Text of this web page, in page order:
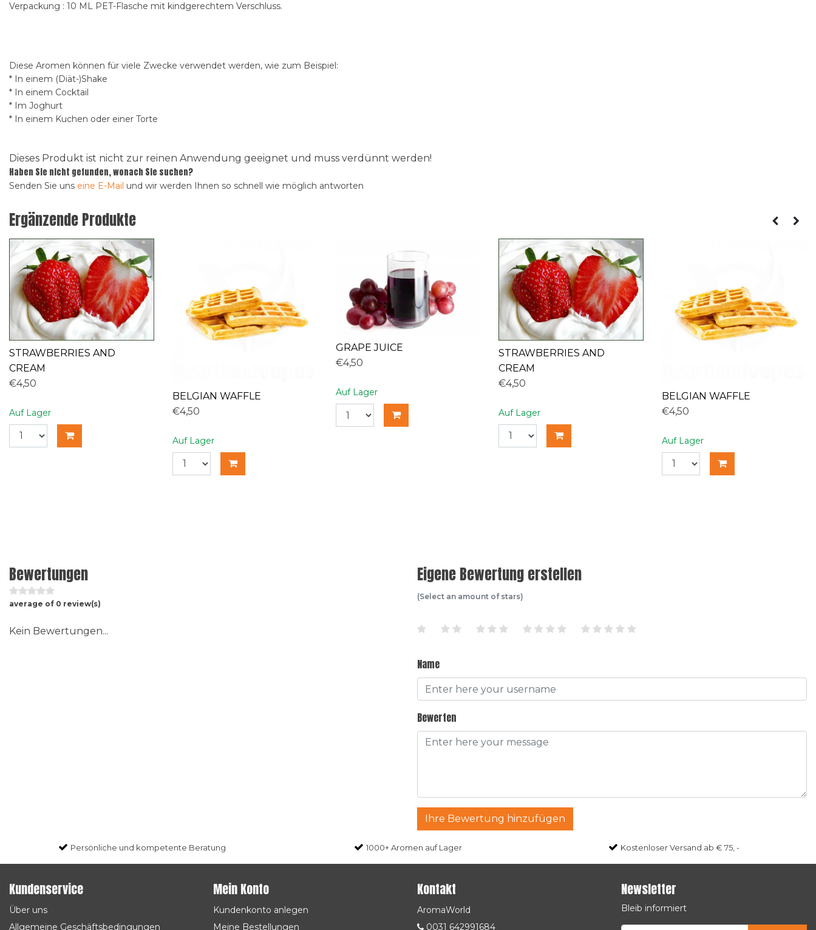
Verpackung : 10 ML PET-Flasche mit kindgerechtem Verschluss.
Diese Aromen können für viele Zwecke verwendet werden, wie zum Beispiel:
* In einem (Diät-)Shake
* In einem Cocktail
* Im Joghurt
* In einem Kuchen oder einer Torte
Dieses Produkt ist nicht zur reinen Anwendung geeignet und muss verdünnt werden!
Haben Sie nicht gefunden, wonach Sie suchen?
Senden Sie uns eine E-Mail und wir werden Ihnen so schnell wie möglich antworten
Ergänzende Produkte
STRAWBERRIES AND
CREAM
€4,50
Auf Lager
BELGIAN WAFFLE
€4,50
Auf Lager
GRAPE JUICE
€4,50
Auf Lager
STRAWBERRIES AND
CREAM
€4,50
Auf Lager
BELGIAN WAFFLE
€4,50
Auf Lager
Bewertungen
average of 0 review(s)
Kein Bewertungen...
Eigene Bewertung erstellen
(Select an amount of stars)
Name
Bewerten
Ihre Bewertung hinzufügen
Persönliche und kompetente Beratung 1000+ Aromen auf Lager Kostenloser Versand ab € 75, -
Kundenservice
Über uns
Allgemeine Geschäftsbedingungen
Mein Konto
Kundenkonto anlegen
Meine Bestellungen
Kontakt
AromaWorld
0031 642991684
Newsletter
Bleib informiert